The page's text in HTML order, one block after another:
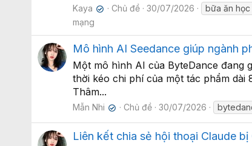
Kaya ✔ Chủ đề 30/07/2026 bữa ăn
mạng
Mô hình AI Seedance giúp ngành
Một mô hình AI của ByteDance đang
thời kéo chi phí của một tác phẩm
Thâm...
Mẫn Nhi ✔ Chủ đề 30/07/2026
Liên kết chia sẻ hội thoại Claude